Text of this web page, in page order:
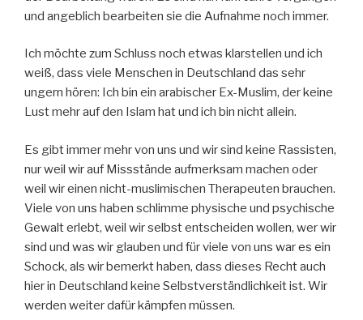
und angeblich bearbeiten sie die Aufnahme noch immer.
Ich möchte zum Schluss noch etwas klarstellen und ich
weiß, dass viele Menschen in Deutschland das sehr
ungern hören: Ich bin ein arabischer Ex-Muslim, der keine
Lust mehr auf den Islam hat und ich bin nicht allein.
Es gibt immer mehr von uns und wir sind keine Rassisten,
nur weil wir auf Missstände aufmerksam machen oder
weil wir einen nicht-muslimischen Therapeuten brauchen.
Viele von uns haben schlimme physische und psychische
Gewalt erlebt, weil wir selbst entscheiden wollen, wer wir
sind und was wir glauben und für viele von uns war es ein
Schock, als wir bemerkt haben, dass dieses Recht auch
hier in Deutschland keine Selbstverständlichkeit ist. Wir
werden weiter dafür kämpfen müssen.